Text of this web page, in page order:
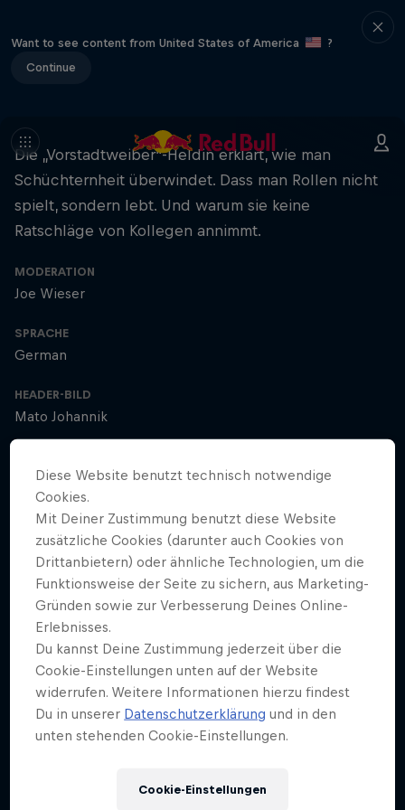
Want to see content from United States of America
?
Continue
Die „Vorstadtweiber“-Heldin erklärt, wie man
Schüchternheit überwindet. Dass man Rollen nicht
spielt, sondern lebt. Und warum sie keine
Ratschläge von Kollegen annimmt.
MODERATION
Joe Wieser
SPRACHE
German
HEADER-BILD
Mato Johannik
Mato Johannik
Sie war Ensemblemitglied am Theater in der
Josefstadt, wo sie mit Ikonen wie Otto Schenk auf
der Bühne stand. Sie spielt eine Hauptrolle in
„Vorstadtweiber“, der erfolgreichsten ORF-Serie der
letzten 20 Jahre. 2018 erhielt die 43-jährige
Niederösterreicherin obendrein den Filmpreis Romy
– als „beliebteste Schauspielerin“.
Emotionen sind wie
Diese Website benutzt technisch notwendige
Cookies.
Mit Deiner Zustimmung benutzt diese Website
zusätzliche Cookies (darunter auch Cookies von
Drittanbietern) oder ähnliche Technologien, um die
Funktionsweise der Seite zu sichern, aus Marketing-
Gründen sowie zur Verbesserung Deines Online-
Erlebnisses.
Du kannst Deine Zustimmung jederzeit über die
Cookie-Einstellungen unten auf der Website
widerrufen. Weitere Informationen hierzu findest
Du in unserer Datenschutzerklärung und in den
unten stehenden Cookie-Einstellungen.
Cookie-Einstellungen